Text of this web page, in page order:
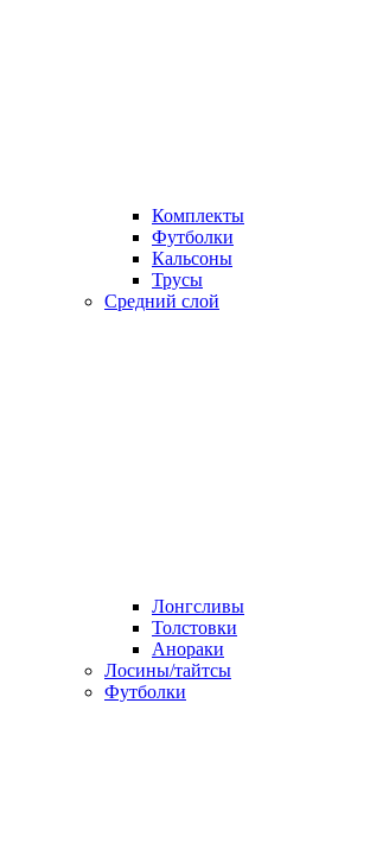
Комплекты
Футболки
Кальсоны
Трусы
Средний слой
Лонгсливы
Толстовки
Анораки
Лосины/тайтсы
Футболки